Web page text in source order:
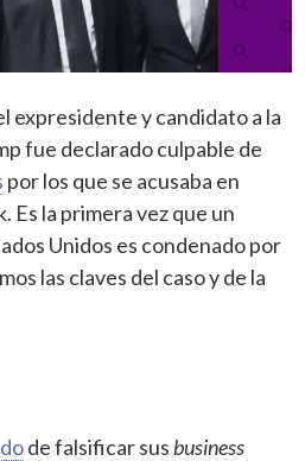
expresidente y candidato a la
fue declarado culpable de
por los que se acusaba en
Es la primera vez que un
Unidos es condenado por
las claves del caso y de la
de falsificar sus business